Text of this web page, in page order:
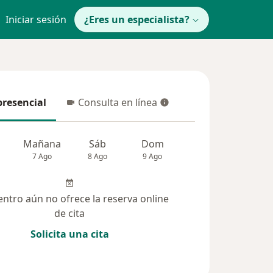
Iniciar sesión ¿Eres un especialista?
Consulta en línea
Consulta en línea
Mañana
7 Ago
Sáb
8 Ago
Dom
9 Ago
aún no ofrece la reserva online
de cita
Solicita una cita